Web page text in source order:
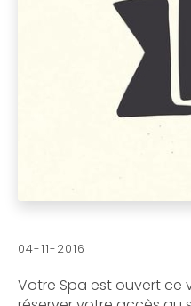
04-11-2016
Votre Spa est ouvert ce